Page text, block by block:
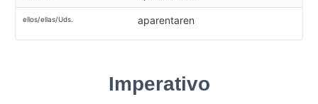
ellos/ellas/Uds. aparentaren
Imperativo